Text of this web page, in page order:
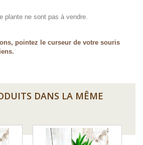
plante ne sont pas à vendre.
pointez le curseur de votre souris
DANS LA MÊME